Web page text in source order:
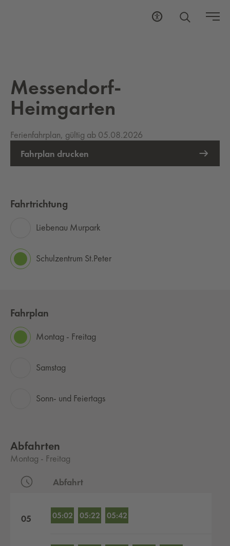
Messendorf-
Heimgarten
Ferienfahrplan, gültig ab 05.08.2026
Fahrplan drucken
Fahrtrichtung
Liebenau Murpark
Schulzentrum St.Peter
Fahrplan
Montag - Freitag
Samstag
Sonn- und Feiertags
Abfahrten
Montag - Freitag
Abfahrt
05 05:02 05:22 05:42